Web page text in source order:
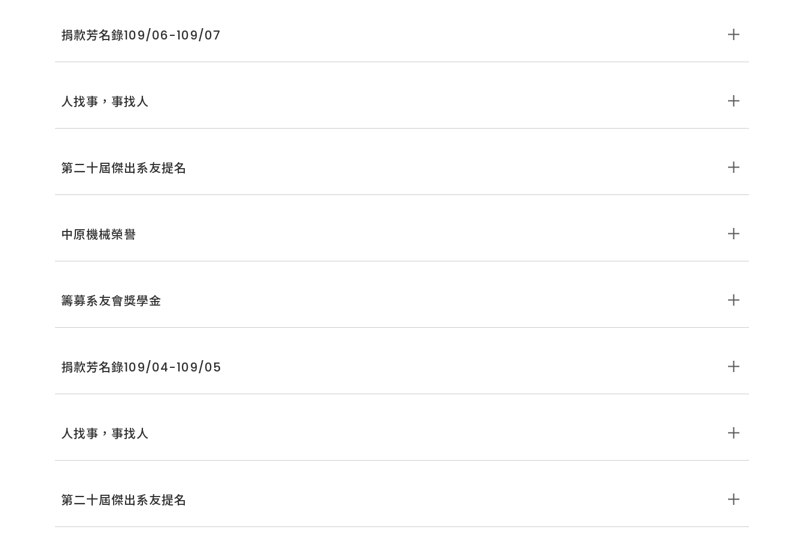
捐款芳名錄109/06-109/07
人找事，事找人
第二十屆傑出系友提名
中原機械榮譽
籌募系友會獎學金
捐款芳名錄109/04-109/05
人找事，事找人
第二十屆傑出系友提名